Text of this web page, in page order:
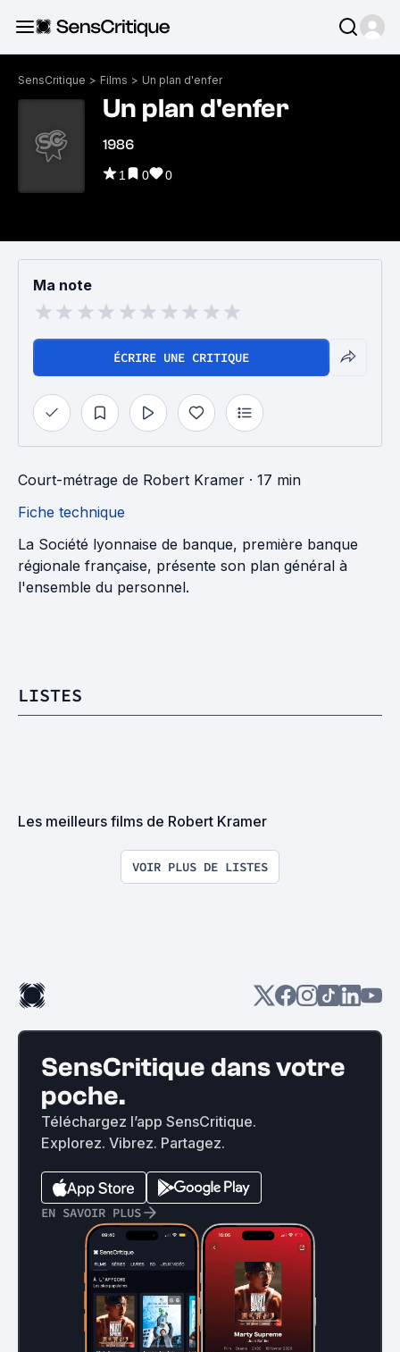
SensCritique > Films > Un plan d'enfer
Un plan d'enfer
1986
1 0 0
Ma note
ÉCRIRE UNE CRITIQUE
Court-métrage de Robert Kramer · 17 min
Fiche technique
La Société lyonnaise de banque, première banque
régionale française, présente son plan général à
l'ensemble du personnel.
LISTES
Les meilleurs films de Robert Kramer
VOIR PLUS DE LISTES
SensCritique dans votre
poche.
Téléchargez l’app SensCritique.
Explorez. Vibrez. Partagez.
EN SAVOIR PLUS